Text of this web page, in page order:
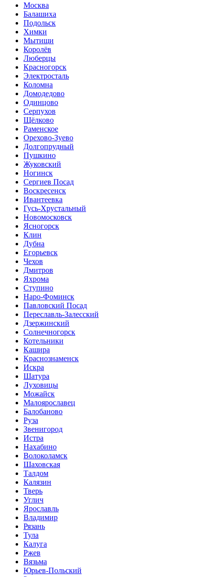
Москва
Балашиха
Подольск
Химки
Мытищи
Королёв
Люберцы
Красногорск
Электросталь
Коломна
Домодедово
Одинцово
Серпухов
Щёлково
Раменское
Орехово-Зуево
Долгопрудный
Пушкино
Жуковский
Ногинск
Сергиев Посад
Воскресенск
Ивантеевка
Гусь-Хрустальный
Новомосковск
Ясногорск
Клин
Дубна
Егорьевск
Чехов
Дмитров
Яхрома
Ступино
Наро-Фоминск
Павловский Посад
Переславль-Залесский
Дзержинский
Солнечногорск
Котельники
Кашира
Краснознаменск
Искра
Шатура
Луховицы
Можайск
Малоярославец
Балобаново
Руза
Звенигород
Истра
Нахабино
Волоколамск
Шаховская
Талдом
Калязин
Тверь
Углич
Ярославль
Владимир
Рязань
Тула
Калуга
Ржев
Вязьма
Юрьев-Польский